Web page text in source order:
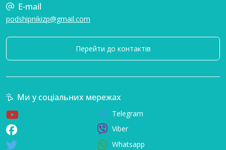
E-mail
podshipnikizp@gmail.com
Перейти до контактів
Ми у соціальних мережах
Telegram
Viber
Whatsapp